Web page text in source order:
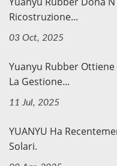
Ricostruzione...
03 Oct, 2025
Yuanyu Rubber Ottiene
La Gestione...
11 Jul, 2025
YUANYU Ha
Solari.